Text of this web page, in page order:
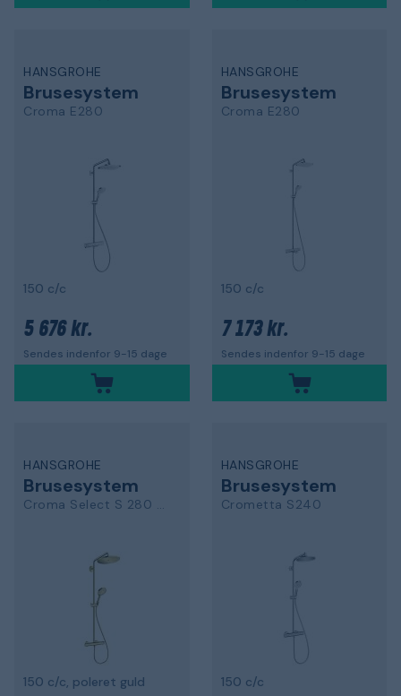
HANSGROHE
Brusesystem
Croma E280
150 c/c
5 676 kr.
Sendes indenfor 9-15 dage
HANSGROHE
Brusesystem
Croma E280
150 c/c
7 173 kr.
Sendes indenfor 9-15 dage
HANSGROHE
Brusesystem
Croma Select S 280 26890990
150 c/c, poleret guld
HANSGROHE
Brusesystem
Crometta S240
150 c/c